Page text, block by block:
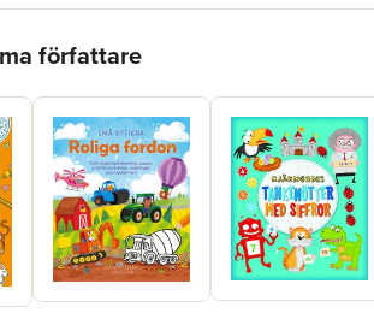
författare